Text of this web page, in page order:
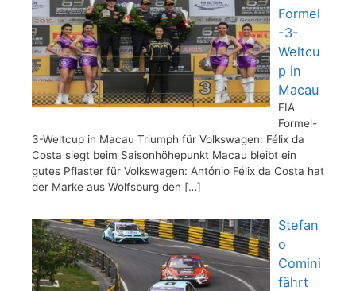
Formel
-3-
Weltcu
p in
Macau
FIA
Formel-
3-Weltcup in Macau Triumph für Volkswagen: Félix da
Costa siegt beim Saisonhöhepunkt Macau bleibt ein
gutes Pflaster für Volkswagen: António Félix da Costa hat
der Marke aus Wolfsburg den […]
Stefan
o
Comini
fährt